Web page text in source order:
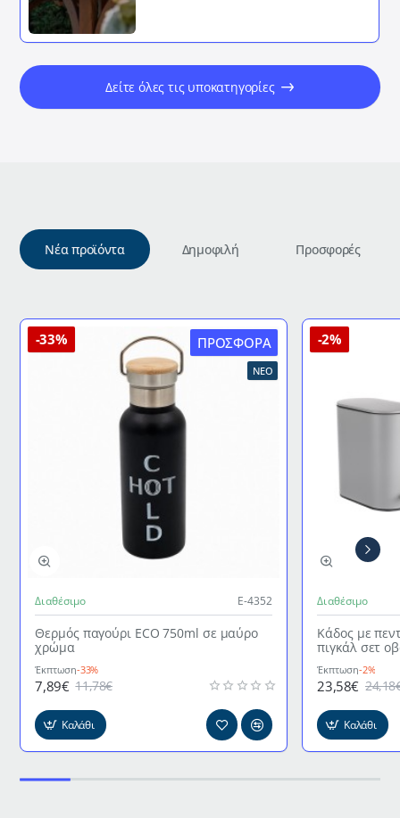
Δείτε όλες τις υποκατηγορίες
Νέα προϊόντα Δημοφιλή Προσφορές
ΠΡΟΣΦΟΡΆ
ΝΈΟ
-33%
Διαθέσιμο Ε-4352
Θερμός παγούρι ECO 750ml σε μαύρο
χρώμα
Έκπτωση-33%
7,89€ 11,78€
Καλάθι
-2%
Διαθέσιμο
Κάδος με
πιγκάλ σετ
Έκπτωση-2%
23,58€
Καλάθι